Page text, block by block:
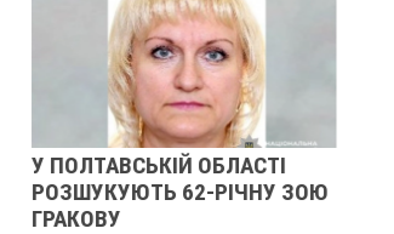
У ПОЛТАВСЬКІЙ ОБЛАСТІ
РОЗШУКУЮТЬ 82-РІЧНУ
ГАННУ МЕРКОТАН